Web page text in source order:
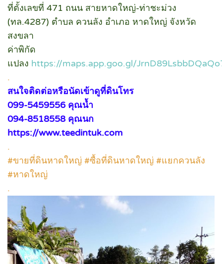
ที่ตั้งเลขที่ 471 ถนน สายหาดใหญ่-ท่าชะม่วง
(ทล.4287) ตำบล ควนลัง อำเภอ หาดใหญ่ จังหวัด
สงขลา
ค่าพิกัด
แปลง https://maps.app.goo.gl/
.
สนใจติดต่อหรือนัดเข้าดูที่ดินโทร
099-5459556 คุณน้ำ
094-8518558 คุณนก
https://www.teedintuk.com
.
#ขายที่ดินหาดใหญ่ #ซื้อที่ดินหาดใหญ่ #แยกควนลัง
#หาดใหญ่
.